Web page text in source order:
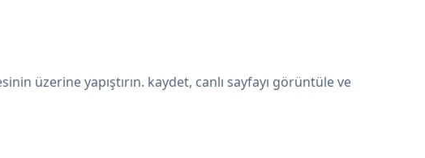
üzerine yapıştırın. kaydet, canlı sayfayı görüntüle ve